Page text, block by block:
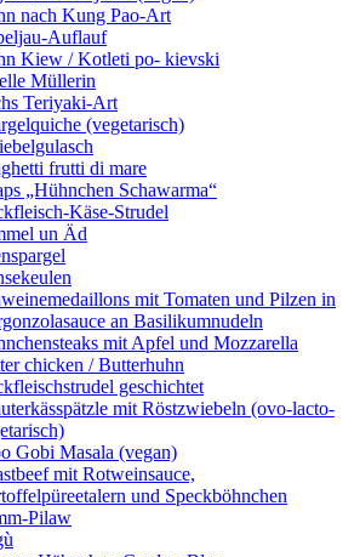
nach Kung Pao-Art
Auflauf
Kiew / Kotleti po- kievski
Müllerin
Teriyaki-Art
(vegetarisch)
frutti di mare
„Hühnchen Schawarma“
Käse-Strudel
un Äd
mit Tomaten und Pilzen in
an Basilikumnudeln
mit Apfel und Mozzarella
chicken / Butterhuhn
geschichtet
mit Röstzwiebeln (ovo-lacto-
Gobi Masala (vegan)
mit Rotweinsauce,
und Speckböhnchen
Pilaw